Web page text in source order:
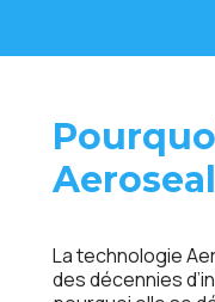
La technologie
des décennies